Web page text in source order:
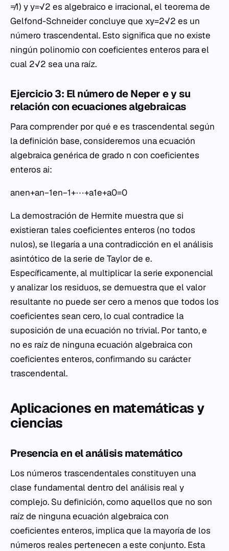
≠1) y y=√2 es algebraico e irracional, el teorema de
Gelfond-Schneider concluye que xy=2√2 es un
número trascendental. Esto significa que no existe
ningún polinomio con coeficientes enteros para el
cual 2√2 sea una raíz.
Ejercicio 3: El número de Neper e y su
relación con ecuaciones algebraicas
Para comprender por qué e es trascendental según
la definición base, consideremos una ecuación
algebraica genérica de grado n con coeficientes
enteros ai:
anen+an−1en−1+⋯+a1e+a0=0
La demostración de Hermite muestra que si
existieran tales coeficientes enteros (no todos
nulos), se llegaría a una contradicción en el análisis
asintótico de la serie de Taylor de e.
Específicamente, al multiplicar la serie exponencial
y analizar los residuos, se demuestra que el valor
resultante no puede ser cero a menos que todos los
coeficientes sean cero, lo cual contradice la
suposición de una ecuación no trivial. Por tanto, e
no es raíz de ninguna ecuación algebraica con
coeficientes enteros, confirmando su carácter
trascendental.
Aplicaciones en matemáticas y
ciencias
Presencia en el análisis matemático
Los números trascendentales constituyen una
clase fundamental dentro del análisis real y
complejo. Su definición, como aquellos que no son
raíz de ninguna ecuación algebraica con
coeficientes enteros, implica que la mayoría de los
números reales pertenecen a este conjunto. Esta